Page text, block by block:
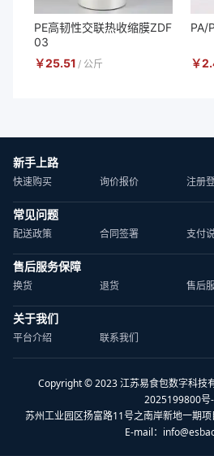
PE高韧性交联热收缩膜ZDF
03
￥25.51 / 公斤
PA/
￥
新手上路
快速购买 询价报价 注册
常见问题
配送政策 合同签署 支付
售后服务保障
换货 退货 售后
关于我们
平台介绍 联系我们
Copyright © 2023 江苏易食包数字科技
2025199800号
苏州工业园区扬富路11号之南岸新地一期
E-mail：